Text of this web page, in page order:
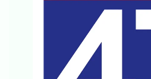
«Активное лето»
Ленобласть отметила
регионом и страной
02 августа 2026